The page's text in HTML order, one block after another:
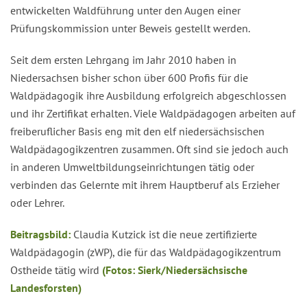
entwickelten Waldführung unter den Augen einer
Prüfungskommission unter Beweis gestellt werden.
Seit dem ersten Lehrgang im Jahr 2010 haben in
Niedersachsen bisher schon über 600 Profis für die
Waldpädagogik ihre Ausbildung erfolgreich abgeschlossen
und ihr Zertifikat erhalten. Viele Waldpädagogen arbeiten auf
freiberuflicher Basis eng mit den elf niedersächsischen
Waldpädagogikzentren zusammen. Oft sind sie jedoch auch
in anderen Umweltbildungseinrichtungen tätig oder
verbinden das Gelernte mit ihrem Hauptberuf als Erzieher
oder Lehrer.
Beitragsbild: Claudia Kutzick ist die neue zertifizierte
Waldpädagogin (zWP), die für das Waldpädagogikzentrum
Ostheide tätig wird (Fotos: Sierk/Niedersächsische
Landesforsten)